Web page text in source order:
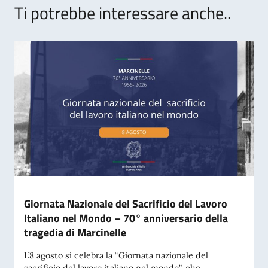
Ti potrebbe interessare anche..
Giornata Nazionale del Sacrificio del Lavoro
Italiano nel Mondo – 70° anniversario della
tragedia di Marcinelle
L’8 agosto si celebra la “Giornata nazionale del